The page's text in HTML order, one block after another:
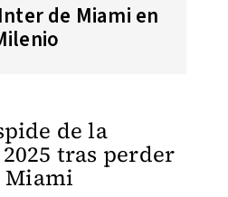
de Miami en
de la
tras perder
Miami